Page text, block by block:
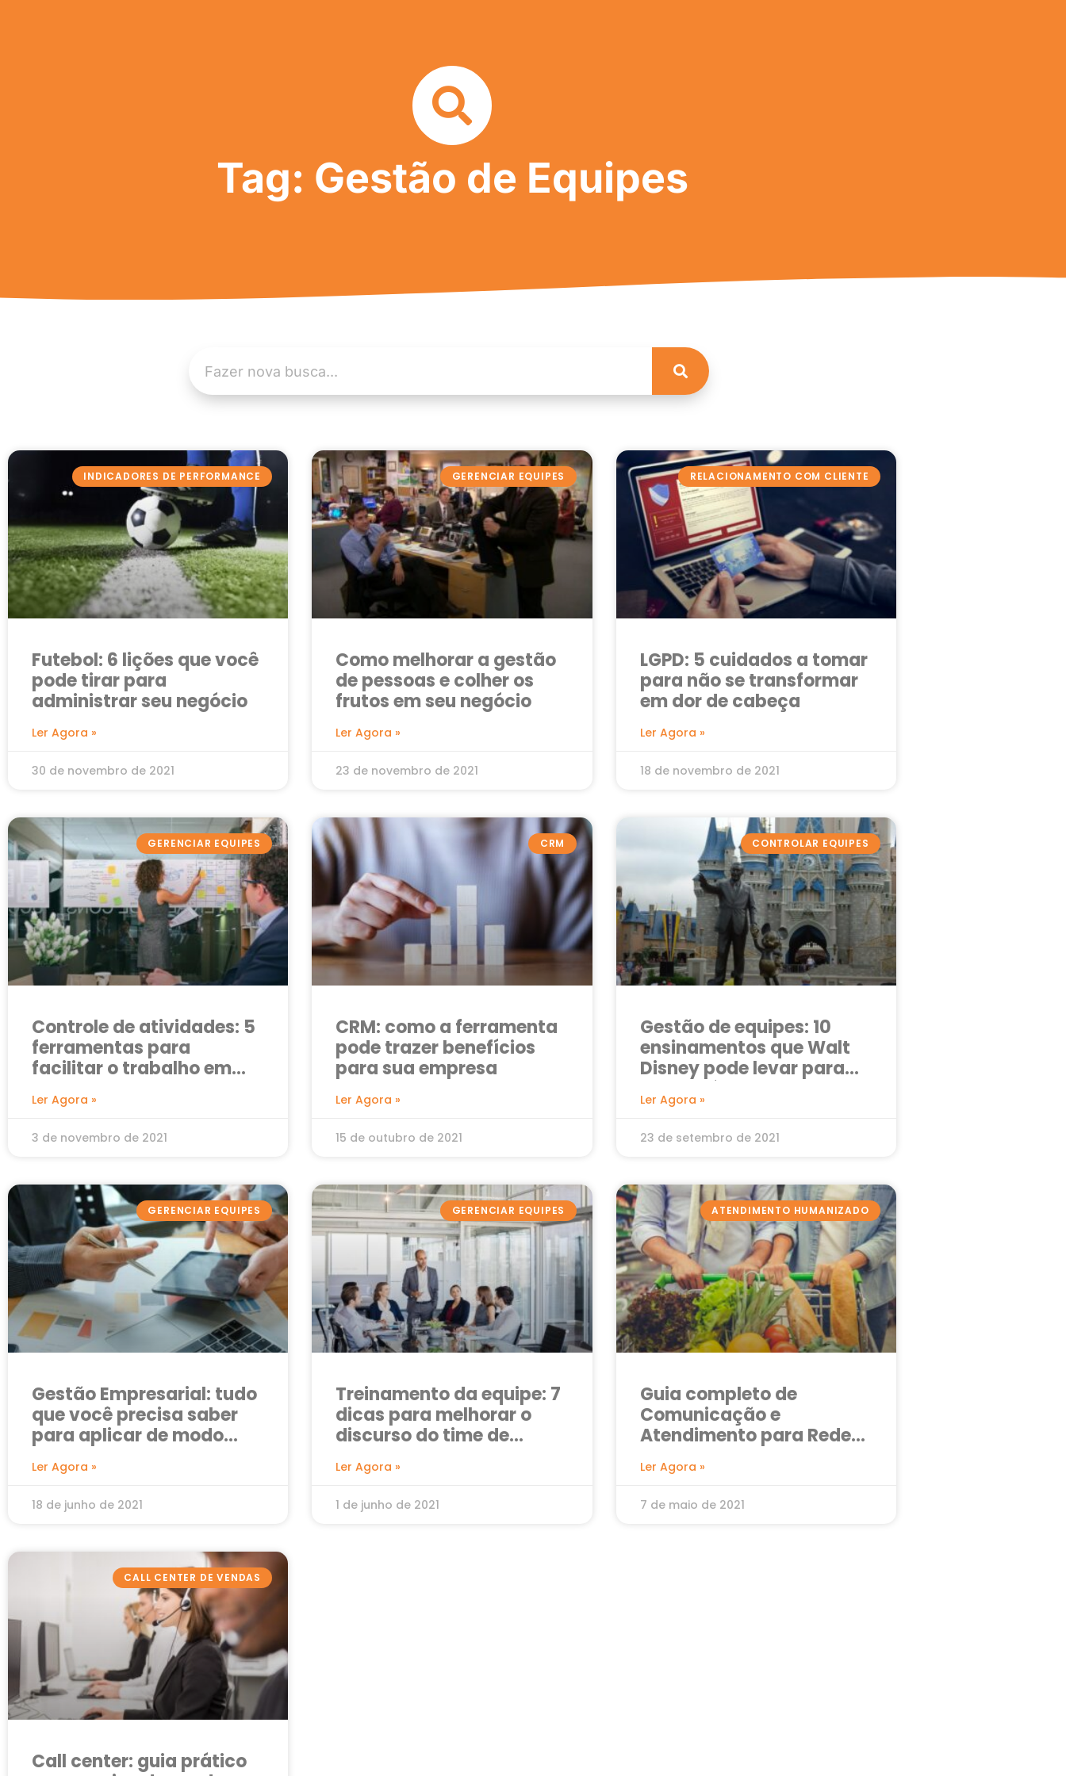
Tag: Gestão de Equipes
INDICADORES DE PERFORMANCE
Futebol: 6 lições que você
pode tirar para
administrar seu negócio
Ler Agora »
30 de novembro de 2021
GERENCIAR EQUIPES
Como melhorar a gestão
de pessoas e colher os
frutos em seu negócio
Ler Agora »
23 de novembro de 2021
RELACIONAMENTO COM CLIENTE
LGPD: 5 cuidados a tomar
para não se transformar
em dor de cabeça
Ler Agora »
18 de novembro de 2021
GERENCIAR EQUIPES
Controle de atividades: 5
ferramentas para
facilitar o trabalho em
Ler Agora »
3 de novembro de 2021
CRM
CRM: como a ferramenta
pode trazer benefícios
para sua empresa
Ler Agora »
15 de outubro de 2021
CONTROLAR EQUIPES
Gestão de equipes: 10
ensinamentos que Walt
Disney pode levar para
seu negócio
Ler Agora »
23 de setembro de 2021
GERENCIAR EQUIPES
Gestão Empresarial: tudo
que você precisa saber
para aplicar de modo
seu negócio
Ler Agora »
18 de junho de 2021
GERENCIAR EQUIPES
Treinamento da equipe: 7
dicas para melhorar o
discurso do time de
Ler Agora »
1 de junho de 2021
ATENDIMENTO HUMANIZADO
Guia completo de
Comunicação e
Atendimento para Redes
Ler Agora »
7 de maio de 2021
CALL CENTER DE VENDAS
Call center: guia prático